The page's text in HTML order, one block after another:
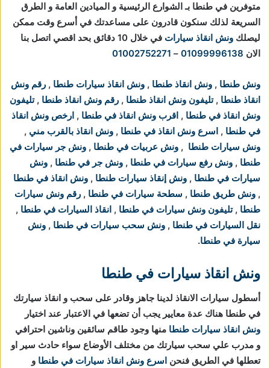
متوفرين في طنطا بـ الشوارع الرئيسية و الميادين العامة و الطرق
السريعة لذلك سنكون قادرون على مساعدتك في أسرع وقت ممكن
ليصلك ونش انقاذ سيارات
في خلال 10 دقائق بحد اقصي اتصل بنا
الان 01099996138
–
01002752271
ونش طنطا , ونش انقاذ طنطا , ونش انقاذ سيارات طنطا , رقم ونش
انقاذ طنطا ,تليفون ونش انقاذ طنطا , رقم ونش انقاذ طنطا ,تليفون
ونش انقاذ في طنطا , اقرب ونش انقاذ في طنطا , ارخص ونش انقاذ
في طنطا , اسرع ونش انقاذ في طنطا , ونش انقاذ بالقرب مني ,
ونش سيارات طنطا , ونش عربيات في طنطا , ونش جر سيارات في
طنطا , ونش رفع سيارات في طنطا , ونش جر في طنطا , ونش
سيارات في طنطا , ونش إنقاذ سيارات طنطا , ونش انقاذ في طنطا
, ونش طريق طنطا , سطحة سيارات في طنطا , رقم ونش سيارات
طنطا ,تليفون ونش سيارات في طنطا , انقاذ السيارات في طنطا ,
نقل السيارات في طنطا , ونش سحب سيارات في طنطا , ونش
سيارة في طنطا.
ونش انقاذ سيارات في طنطا
أسطول سيارات الانقاذ لدينا جاهز وقادر على سحب و انقاذ سيارتك
في طنطا هناك عدة معايير يجب أن تضعها في الاعتبار عند اختيار
ونش انقاذ سيارات طنطا منها وجود طاقم سائقين وناشين احترافي
و مدرب علي سحب سيارتك من مختلف الأوضاع سواء حادث سير او
تعطلها في الطريق فنحن اسرع ونش انقاذ سيارات في طنطا و